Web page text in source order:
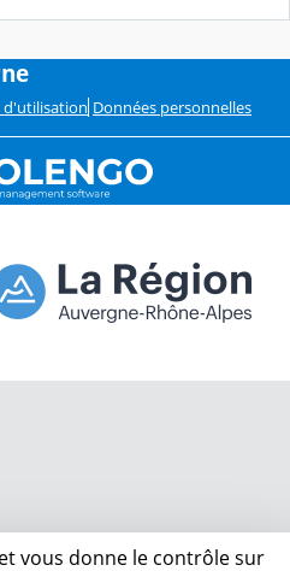
d'utilisation Données personnelles
vous donne le contrôle sur